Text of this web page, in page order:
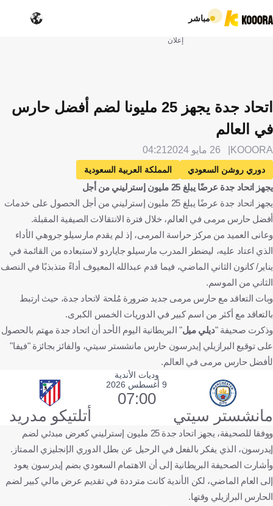
مباشر
إعلان
اتحاد جدة يجهز 25 مليونا لضم أفضل حارس
في العالم
KOOORA 26 مايو 2024 04:21
دوري روشن السعودي
المملكة العربية السعودية
الدوري الإنجليزي الممتاز
إنجلترا
مانشستر سيتي
الاتحاد
ايديرسون البرازيل الإنتقالات كرة قدم
يجهز اتحاد جدة عرضًا يبلغ 25 مليون إسترليني من أجل
يجهز اتحاد جدة عرضًا يبلغ 25 مليون إسترليني من أجل الحصول على خدمات
أفضل حارس مرمى في العالم، خلال فترة الانتقالات الصيفية المقبلة.
وعانى العميد من مركز حراسة المرمى، إذ لم يقدم مارسيلو جروهي الأداء
الذي اعتاد عليه، ليضطر المدرب مارسيلو جاياردو لاستبعاده من القائمة في
يناير/ كانون الثاني الماضي، فيما قدم عبدالله المعيوف أداءً متذبذبًا في النصف
الثاني من الموسم.
وبات التعاقد مع حارس مرمى جديد ضرورة مُلحة لاتحاد جدة، حيث ارتبط
بالتعاقد مع أكثر من اسم كبير في الدوريات الخمس الكبرى.
وذكرت صحيفة "ديلي ميل" البريطانية اليوم الأحد أن اتحاد جدة مهتم بالحصول
على توقيع البرازيلي إيدرسون حارس مانشستر سيتي، والفائز بجائزة "فيفا"
لأفضل حارس مرمى في العالم.
وديات الأندية
مانشستر سيتي
9 أغسطس 2026
07:00
أتلتيكو مدريد
ووفقا للصحيفة، يجهز اتحاد جدة 25 مليون إسترليني كعرض مبدئي لضم
إيدرسون، الذي يفكر بالفعل في الرحيل عن بطل الدوري الإنجليزي الممتاز.
وأشارت الصحيفة البريطانية إلى أن الاهتمام السعودي بضم إيدرسون يعود
إلى العام الماضي، لكن الأندية كانت مترددة في تقديم عرض مالي كبير لضم
الحارس البرازيلي وقتها.